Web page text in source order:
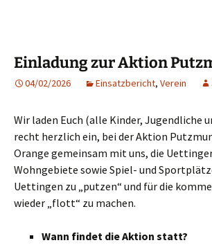
Einladung zur Aktion
04/02/2026 Einsatzbericht, Verein
Wir laden Euch (alle Kinder, Jugendliche
recht herzlich ein, bei der Aktion
Orange gemeinsam mit uns, die
Wohngebiete sowie Spiel- und
Uettingen zu „putzen“ und für die
wieder „flott“ zu machen.
Wann findet die Aktion statt?